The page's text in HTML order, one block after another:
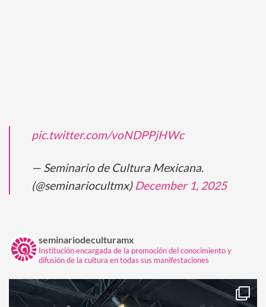
pic.twitter.com/voNDPPjHWc
— Seminario de Cultura Mexicana.
(@seminariocultmx) December 1, 2025
seminariodeculturamx
Institución encargada de la promoción del conocimiento y
difusión de la cultura en todas sus manifestaciones